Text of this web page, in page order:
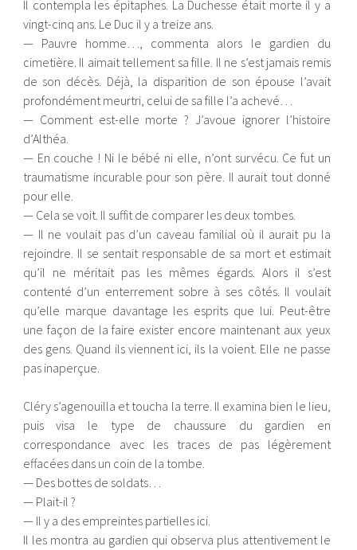
Il contempla les épitaphes. La Duchesse était morte il y a
vingt-cinq ans. Le Duc il y a treize ans.
— Pauvre homme…, commenta alors le gardien du
cimetière. Il aimait tellement sa fille. Il ne s’est jamais remis
de son décès. Déjà, la disparition de son épouse l’avait
profondément meurtri, celui de sa fille l’a achevé…
— Comment est-elle morte ? J’avoue ignorer l’histoire
d’Althéa.
— En couche ! Ni le bébé ni elle, n’ont survécu. Ce fut un
traumatisme incurable pour son père. Il aurait tout donné
pour elle.
— Cela se voit. Il suffit de comparer les deux tombes.
— Il ne voulait pas d’un caveau familial où il aurait pu la
rejoindre. Il se sentait responsable de sa mort et estimait
qu’il ne méritait pas les mêmes égards. Alors il s’est
contenté d’un enterrement sobre à ses côtés. Il voulait
qu’elle marque davantage les esprits que lui. Peut-être
une façon de la faire exister encore maintenant aux yeux
des gens. Quand ils viennent ici, ils la voient. Elle ne passe
pas inaperçue.
Cléry s’agenouilla et toucha la terre. Il examina bien le lieu,
puis visa le type de chaussure du gardien en
correspondance avec les traces de pas légèrement
effacées dans un coin de la tombe.
— Des bottes de soldats…
— Plait-il ?
— Il y a des empreintes partielles ici.
Il les montra au gardien qui observa plus attentivement le